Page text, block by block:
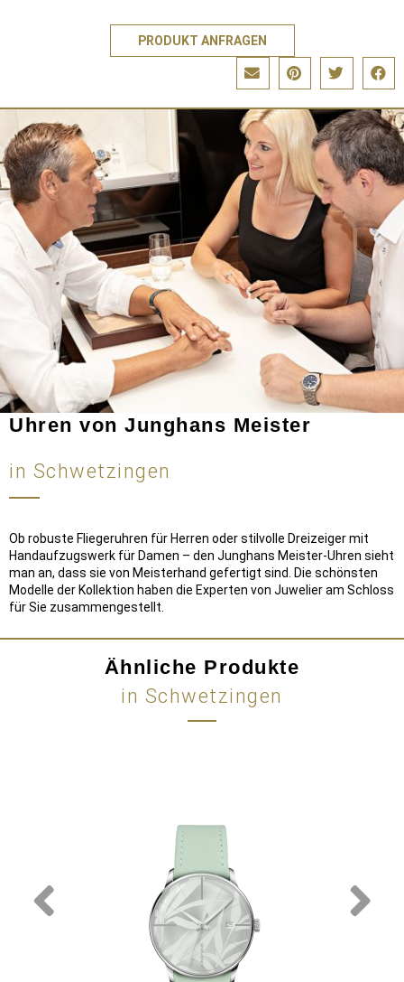
PRODUKT ANFRAGEN
Uhren von Junghans Meister
in Schwetzingen
Ob robuste Fliegeruhren für Herren oder stilvolle Dreizeiger mit
Handaufzugswerk für Damen – den Junghans Meister-Uhren sieht
man an, dass sie von Meisterhand gefertigt sind. Die schönsten
Modelle der Kollektion haben die Experten von Juwelier am Schloss
für Sie zusammengestellt.
Ähnliche Produkte
in Schwetzingen